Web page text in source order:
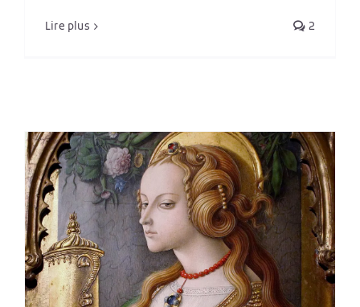
Lire plus 2